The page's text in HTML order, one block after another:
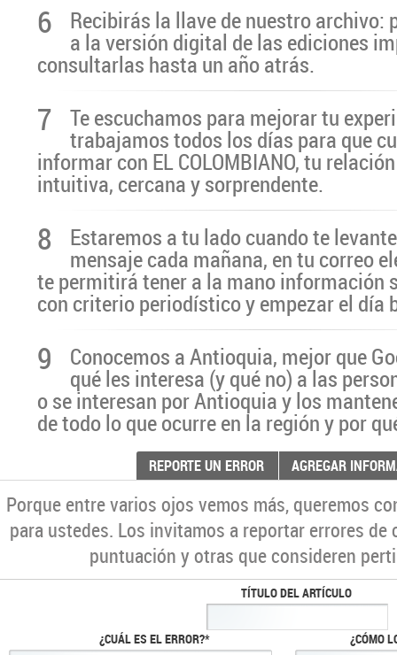
6 Recibirás la llave de nuestro archivo:
a la versión digital de las ediciones
consultarlas hasta un año atrás.
7 Te escuchamos para mejorar tu
trabajamos todos los días para que
informar con EL COLOMBIANO, tu
intuitiva, cercana y sorprendente.
8 Estaremos a tu lado cuando te
mensaje cada mañana, en tu correo
te permitirá tener a la mano información
con criterio periodístico y empezar el día
9 Conocemos a Antioquia, mejor que
qué les interesa (y qué no) a las
o se interesan por Antioquia y los
de todo lo que ocurre en la región y por
REPORTE UN ERROR AGREGAR
Porque entre varios ojos vemos más, queremos
para ustedes. Los invitamos a reportar errores
puntuación y otras que consideren
TÍTULO DEL ARTÍCULO
¿CUÁL ES EL ERROR?* ¿CÓMO